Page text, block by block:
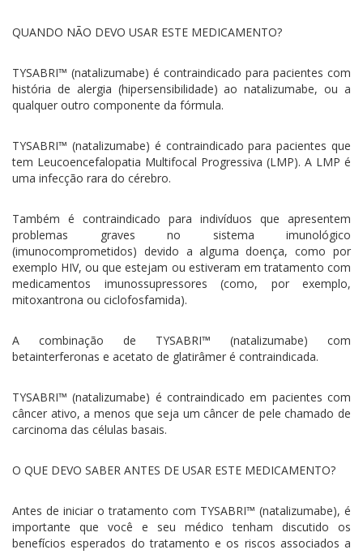
QUANDO NÃO DEVO USAR ESTE MEDICAMENTO?
TYSABRI™ (natalizumabe) é contraindicado para pacientes com
história de alergia (hipersensibilidade) ao natalizumabe, ou a
qualquer outro componente da fórmula.
TYSABRI™ (natalizumabe) é contraindicado para pacientes que
tem Leucoencefalopatia Multifocal Progressiva (LMP). A LMP é
uma infecção rara do cérebro.
Também é contraindicado para indivíduos que apresentem
problemas graves no sistema imunológico
(imunocomprometidos) devido a alguma doença, como por
exemplo HIV, ou que estejam ou estiveram em tratamento com
medicamentos imunossupressores (como, por exemplo,
mitoxantrona ou ciclofosfamida).
A combinação de TYSABRI™ (natalizumabe) com
betainterferonas e acetato de glatirâmer é contraindicada.
TYSABRI™ (natalizumabe) é contraindicado em pacientes com
câncer ativo, a menos que seja um câncer de pele chamado de
carcinoma das células basais.
O QUE DEVO SABER ANTES DE USAR ESTE MEDICAMENTO?
Antes de iniciar o tratamento com TYSABRI™ (natalizumabe), é
importante que você e seu médico tenham discutido os
benefícios esperados do tratamento e os riscos associados a